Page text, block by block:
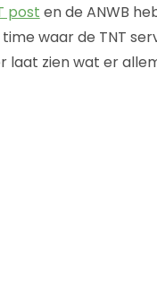
post en de ANWB
waar de TNT
laat zien wat er